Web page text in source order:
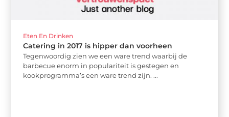
Eten En Drinken
Catering in 2017 is hipper dan voorheen
Tegenwoordig zien we een ware trend waarbij de
barbecue enorm in populariteit is gestegen en
kookprogramma’s een ware trend zijn. ...